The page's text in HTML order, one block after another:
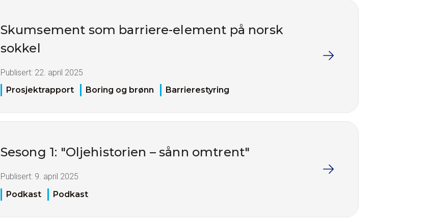
Skumsement som barriere-element på norsk
sokkel
Publisert: 22. april 2025
Prosjektrapport
Boring og brønn Barrierestyring
Sesong 1: "Oljehistorien – sånn omtrent"
Publisert: 9. april 2025
Podkast
Podkast